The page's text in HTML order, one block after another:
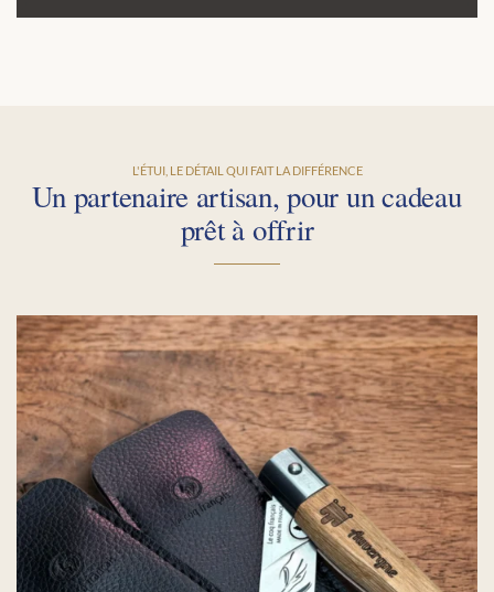
L'ÉTUI, LE DÉTAIL QUI FAIT LA DIFFÉRENCE
Un partenaire artisan, pour un cadeau
prêt à offrir